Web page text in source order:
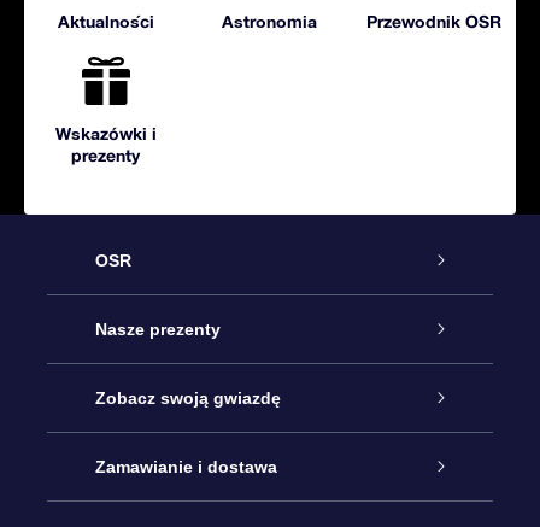
Aktualności Astronomia Przewodnik OSR
Wskazówki i
prezenty
OSR
Obsługa
Kontakt
Blog
Nasze prezenty
Podarunek Gwiazda Online
Pakiet Podarunkowy OSR
Zobacz swoją gwiazdę
Rejestr Gwiazd
Zamawianie i dostawa